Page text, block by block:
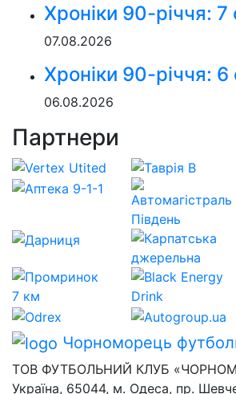
Хроніки 90-річчя: 7
07.08.2026
Хроніки 90-річчя: 6
06.08.2026
Партнери
Чорноморець
ТОВ ФУТБОЛЬНИЙ КЛУБ
Україна, 65044, м. Одеса, пр.